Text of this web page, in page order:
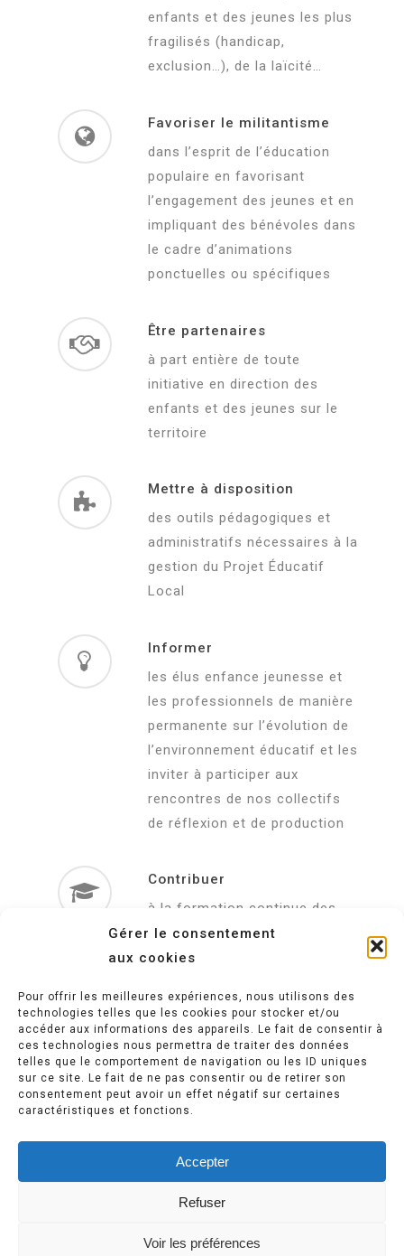
Gérer le consentement
aux cookies
Pour offrir les meilleures expériences, nous utilisons des
technologies telles que les cookies pour stocker et/ou
accéder aux informations des appareils. Le fait de consentir à
ces technologies nous permettra de traiter des données
telles que le comportement de navigation ou les ID uniques
sur ce site. Le fait de ne pas consentir ou de retirer son
consentement peut avoir un effet négatif sur certaines
caractéristiques et fonctions.
Accepter
Refuser
Voir les préférences
enfants et des jeunes les plus
fragilisés (handicap,
exclusion…), de la laïcité…
Favoriser le militantisme
dans l’esprit de l’éducation
populaire en favorisant
l’engagement des jeunes et en
impliquant des bénévoles dans
le cadre d’animations
ponctuelles ou spécifiques
Être partenaires
à part entière de toute
initiative en direction des
enfants et des jeunes sur le
territoire
Mettre à disposition
des outils pédagogiques et
administratifs nécessaires à la
gestion du Projet Éducatif
Local
Informer
les élus enfance jeunesse et
les professionnels de manière
permanente sur l’évolution de
l’environnement éducatif et les
inviter à participer aux
rencontres de nos collectifs
de réflexion et de production
Contribuer
à la formation continue des
acteurs.
Politique de confidentialité
Mentions légales